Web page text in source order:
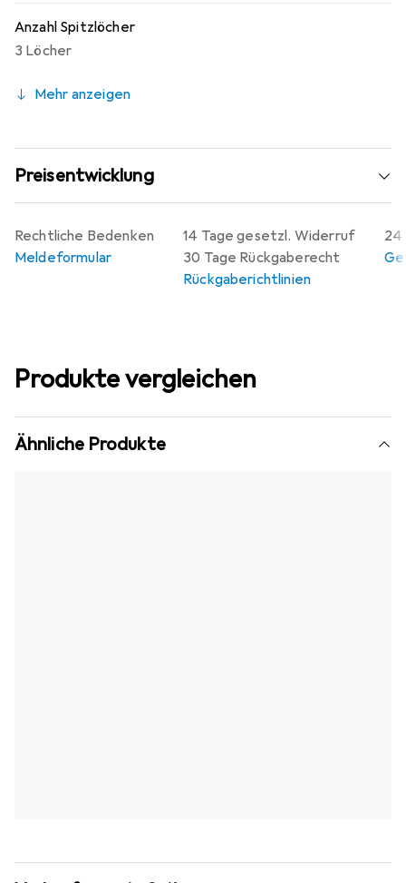
Anzahl Spitzlöcher
3 Löcher
Mehr anzeigen
Preisentwicklung
14 Tage gesetzl. Widerruf
30 Tage Rückgaberecht
Rückgaberichtlinien
24
Rechtliche Bedenken
Meldeformular
Produkte vergleichen
Ähnliche Produkte